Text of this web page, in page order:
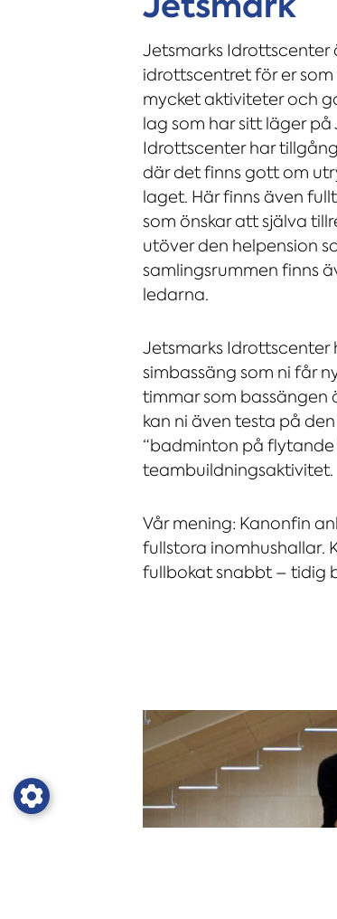
Jetsmarks Idrottscenter
idrottscentret för er
mycket aktiviteter och
lag som har sitt läger på
Idrottscenter har
där det finns gott om
laget. Här finns även
som önskar att själva
utöver den helpension
samlingsrummen finns
ledarna.
Jetsmarks Idrottscenter
simbassäng som ni får
timmar som bassängen
kan ni även testa på
“badminton på
teambuildningsaktivitet.
Vår mening: Kanonfin
fullstora inomhushallar.
fullbokat snabbt – tidig